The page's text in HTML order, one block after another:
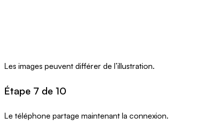
Les images peuvent différer de l’illustration.
Étape 7 de 10
Le téléphone partage maintenant la connexion.